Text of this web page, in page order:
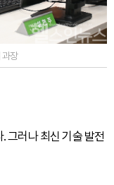
과장
그러나 최신 기술 발전